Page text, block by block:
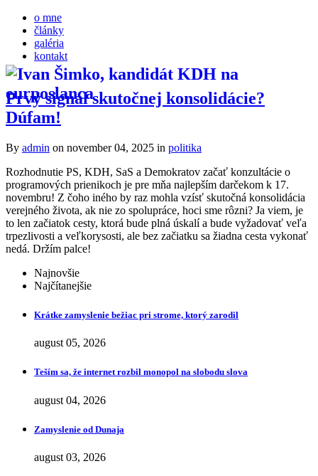
o mne
články
galéria
kontakt
Prvý signál skutočnej konsolidácie?
Dúfam!
By admin on november 04, 2025 in politika
Rozhodnutie PS, KDH, SaS a Demokratov začať konzultácie o
programových prienikoch je pre mňa najlepším darčekom k 17.
novembru! Z čoho iného by raz mohla vzísť skutočná konsolidácia
verejného života, ak nie zo spolupráce, hoci sme rôzni? Ja viem, je
to len začiatok cesty, ktorá bude plná úskalí a bude vyžadovať veľa
trpezlivosti a veľkorysosti, ale bez začiatku sa žiadna cesta vykonať
nedá. Držím palce!
Najnovšie
Najčítanejšie
Krátke zamyslenie bežiac pri strome, ktorý zarodil
august 05, 2026
Teším sa, že internet rozbil monopol na slobodu slova
august 04, 2026
Zamyslenie od Dunaja
august 03, 2026